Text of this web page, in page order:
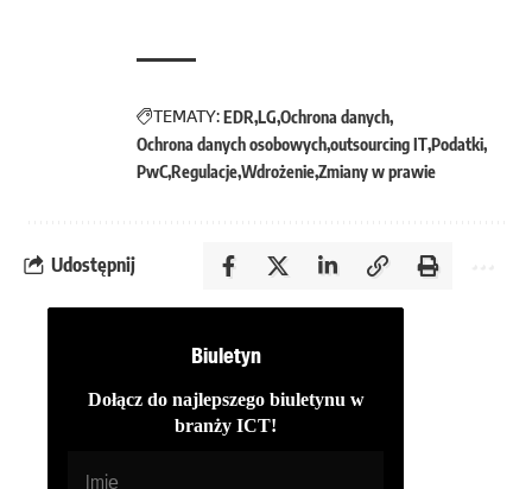
TEMATY:EDR LG Ochrona danych
Ochrona danych osobowychoutsourcing ITPodatki
PwCRegulacjeWdrożenieZmiany w prawie
Udostępnij
Biuletyn
Dołącz do najlepszego biuletynu w
branży ICT!